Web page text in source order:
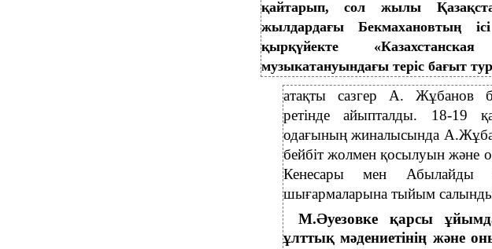
қайтарып, сол жылы
жылдардағы Бекмахановтың
қырқүйекте
музыкатануындағы теріс бағыт
атақты сазгер А. Жұбанов
ретінде айыпталды. 18-19
одағының жиналысында
бейбіт жолмен қосылуын және
Кенесары мен Абылайды
шығармаларына тыйым
М.Әуезовке қарсы
ұлттық мәдениетінің және